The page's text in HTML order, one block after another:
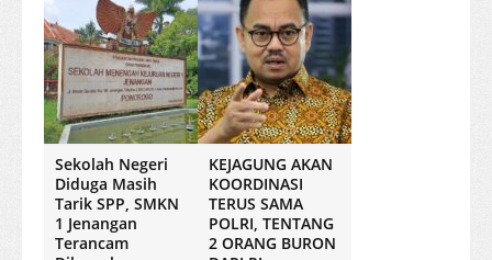
Sekolah Negeri
Diduga Masih
Tarik SPP, SMKN
1 Jenangan
Terancam
KEJAGUNG AKAN
KOORDINASI
TERUS SAMA
POLRI, TENTANG
2 ORANG BURON